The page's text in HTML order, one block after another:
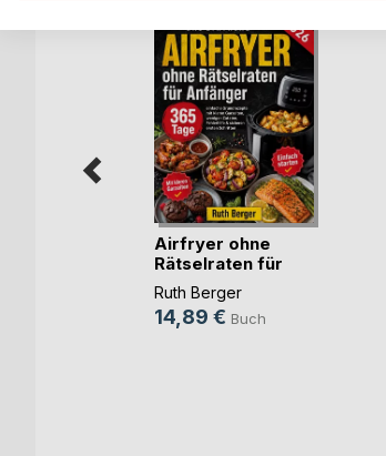
Airfryer ohne
Rätselraten für
Anfä(...)
Ruth Berger
14,89 € Buch